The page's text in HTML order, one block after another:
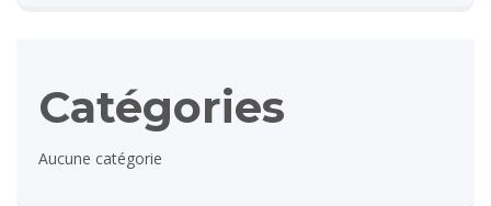
Catégories
Aucune catégorie